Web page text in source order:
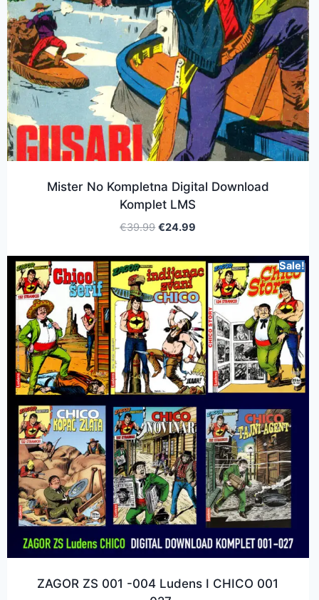
Mister No Kompletna Digital Download
Komplet LMS
€39.99 €24.99
Sale!
ZAGOR ZS 001 -004 Ludens I CHICO 001